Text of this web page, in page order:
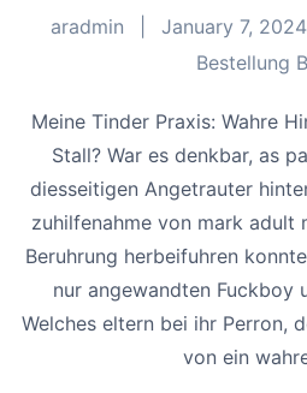
aradmin January 7, 2024
Bestellung
Meine Tinder Praxis: Wahre
Stall? War es denkbar, as
diesseitigen Angetrauter
zuhilfenahme von mark adult
Beruhrung herbeifuhren
nur angewandten Fuckboy
Welches eltern bei ihr Perron,
von ein